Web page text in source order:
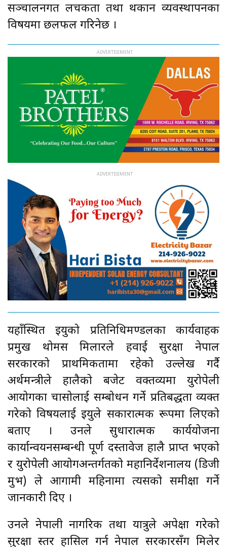
सञ्चालनगत लचकता तथा थकान व्यवस्थापनका
विषयमा छलफल गरिनेछ ।
यहाँस्थित इयुको प्रतिनिधिमण्डलका कार्यवाहक
प्रमुख थोमस मिलारले हवाई सुरक्षा नेपाल
सरकारको प्राथमिकतामा रहेको उल्लेख गर्दै
अर्थमन्त्रीले हालैको बजेट वक्तव्यमा युरोपेली
आयोगका चासोलाई सम्बोधन गर्ने प्रतिबद्धता व्यक्त
गरेको विषयलाई इयुले सकारात्मक रूपमा लिएको
बताए । उनले सुधारात्मक कार्ययोजना
कार्यान्वयनसम्बन्धी पूर्ण दस्तावेज हालै प्राप्त भएको
र युरोपेली आयोगअन्तर्गतको महानिर्देशनालय (डिजी
मुभ) ले आगामी महिनामा त्यसको समीक्षा गर्ने
जानकारी दिए ।
उनले नेपाली नागरिक तथा यात्रुले अपेक्षा गरेको
सुरक्षा स्तर हासिल गर्न नेपाल सरकारसँग मिलेर